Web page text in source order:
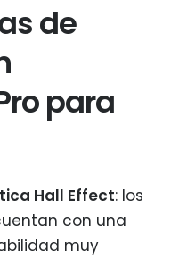
de
para
Hall Effect: los
con una
muy